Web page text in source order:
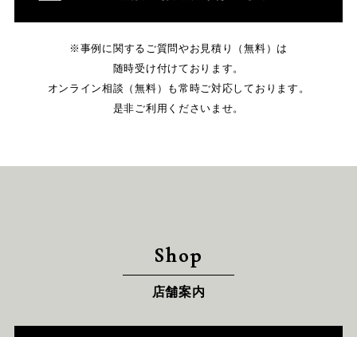
※事例に関するご質問やお見積り（無料）は
随時受け付けております。
オンライン相談（無料）も常時ご対応しております。
是非ご利用くださいませ。
Shop
店舗案内